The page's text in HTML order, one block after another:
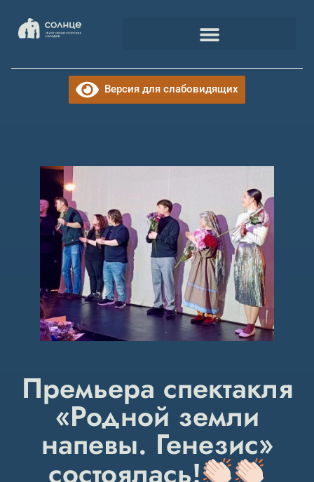
Версия для слабовидящих
Премьера спектакля
«Родной земли
напевы. Генезис»
состоялась!